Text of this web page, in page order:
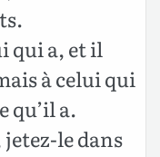
qui a, et il
à celui qui
qu’il a.
le dans